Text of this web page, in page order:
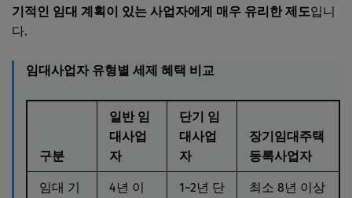
기적인 임대 계획이 있는 사업자에게 매우 유리한 제도입니
다.
임대사업자 유형별 세제 혜택 비교
구분
일반 임
대사업
자
단기 임
대사업
자
장기임대주택
등록사업자
임대 기
4년 이
1~2년 단
최소 8년 이상